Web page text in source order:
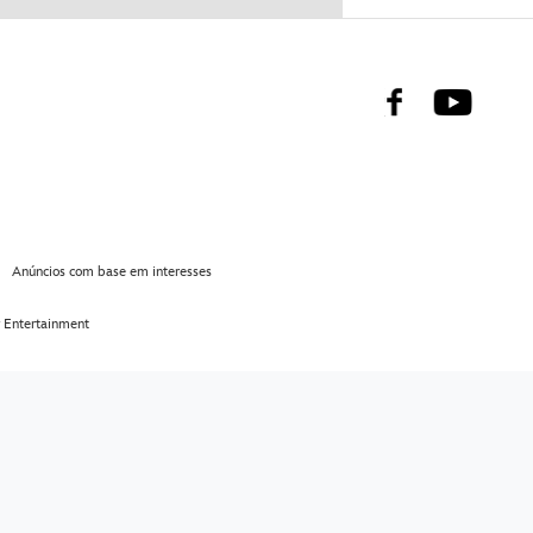
Facebook
Anúncios com base em interesses
Entertainment